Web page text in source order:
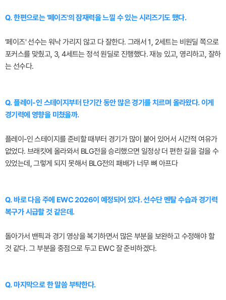
Q. 한편으로는 '페이즈'의 잠재력을 느낄 수 있는 시리즈기도 했다.
'페이즈' 선수는 워낙 가리지 않고 다 잘한다. 그래서 1, 2세트는 비원딜 쪽으로
포커스를 맞췄고, 3, 4세트는 정석 원딜로 진행했다. 재능 있고, 영리하고, 잘하
는 선수다.
Q. 플레이-인 스테이지부터 단기간 동안 많은 경기를 치르며 올라왔다. 이게
경기력에 영향을 미쳤을까.
플레이-인 스테이지를 준비할 때부터 경기가 많이 붙어 있어서 시간적 여유가
없었다. 브래킷에 올라와서 BLG전을 승리했으면 일정상 더 편한 길을 걸을 수
있었는데, 그렇게 되지 못해서 BLG전의 패배가 너무 뼈 아프다
Q. 바로 다음 주에 EWC 2026이 예정되어 있다. 선수단 멘탈 수습과 경기력
복구가 시급할 것 같은데.
돌아가서 밴픽과 경기 영상을 복기하면서 많은 부분을 보완하고 수정해야 할
것 같다. 그 부분을 중점으로 두고 EWC 잘 준비하겠다.
Q. 마지막으로 한 말씀 부탁한다.